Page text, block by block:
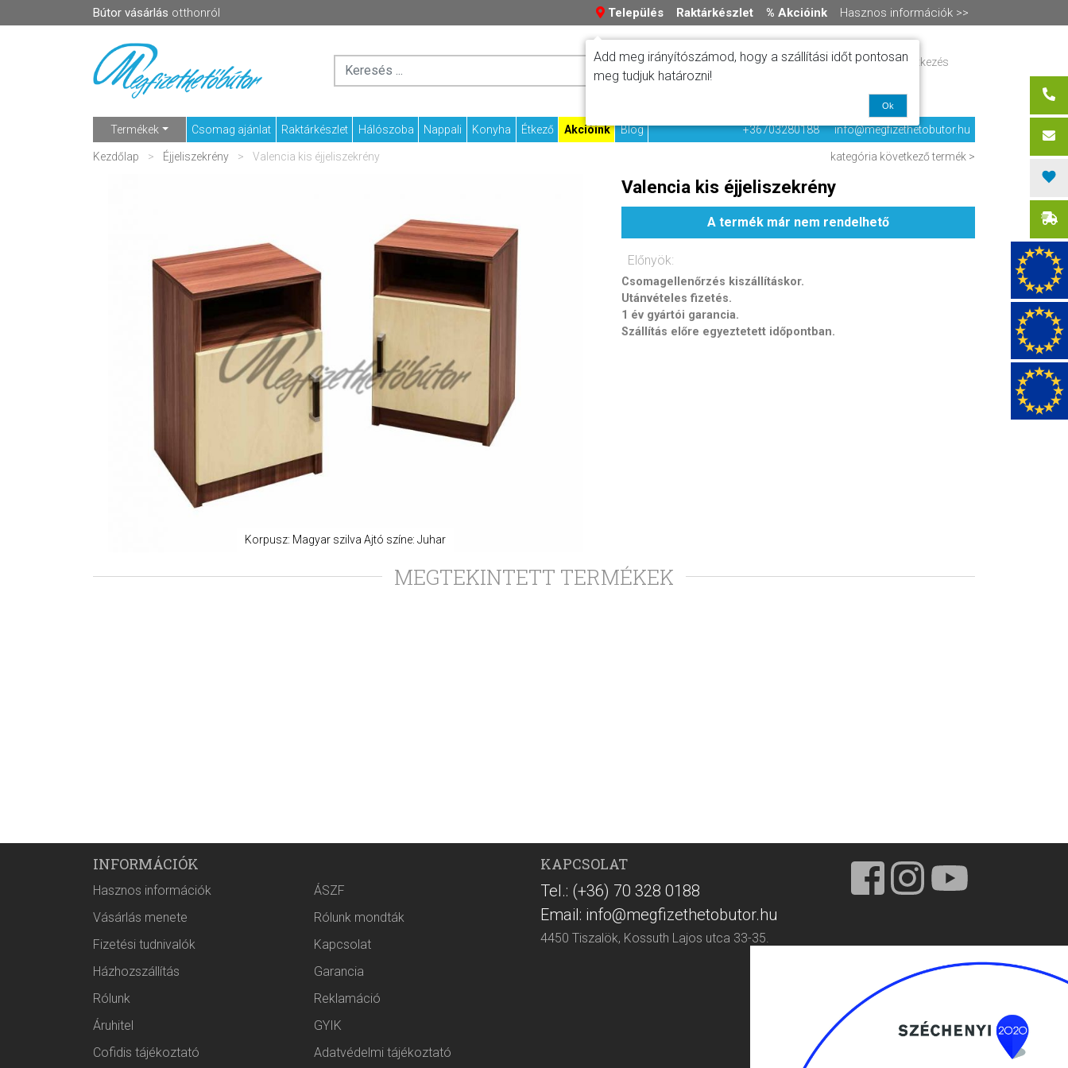
Bútor vásárlás otthonról Település Raktárkészlet % Akcióink Hasznos információk >>
Szállítás
Fizetési tudnivalók
Regisztráció / bejelentkezés
Termékek Csomag ajánlat Raktárkészlet Hálószoba Nappali Konyha Étkező Akcióink Blog +36703280188 info@megfizethetobutor.hu
Kezdőlap Éjjeliszekrény Valencia kis éjjeliszekrény kategória következő termék >
Korpusz: Magyar szilva Ajtó színe: Juhar
Valencia kis éjjeliszekrény
A termék már nem rendelhető
Előnyök:
Csomagellenőrzés kiszállításkor.
Utánvételes fizetés.
1 év gyártói garancia.
Szállítás előre egyeztetett időpontban.
MEGTEKINTETT TERMÉKEK
INFORMÁCIÓK
Hasznos információk
ÁSZF
Vásárlás menete
Rólunk mondták
Fizetési tudnivalók
Kapcsolat
Házhozszállítás
Garancia
Rólunk
Reklamáció
Áruhitel
GYIK
Cofidis tájékoztató
Adatvédelmi tájékoztató
KAPCSOLAT
Tel.: (+36) 70 328 0188
Email: info@megfizethetobutor.hu
4450 Tiszalök, Kossuth Lajos utca 33-35.
Add meg irányítószámod, hogy a szállítási időt pontosan
meg tudjuk határozni!
Ok